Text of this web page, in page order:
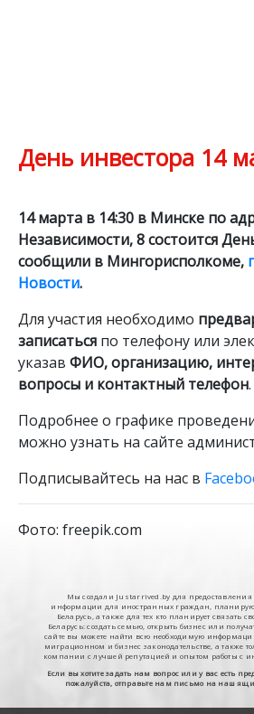
День инвестора 14
14 марта в 14:30 в Минске по
Независимости, 8 состоится
сообщили в Мингорисполкоме,
Новости.
Для участия необходимо
записаться по телефону или
указав ФИО, организацию,
вопросы и контактный телефон.
Подробнее о графике
можно узнать на сайте
Подписывайтесь на нас в
Фото: freepik.com
Мы создали Justarrived.by для
информации для иностранных граждан,
Беларусь, а также для тех кто планирует связать
Беларусь: создать семью, открыть бизнес или
сайте вы можете найти всю необходимую
миграционном и бизнес законодательстве, а также
компании с лучшей репутацией и опытом работы с
Если вы хотите задать нам вопрос или у вас есть
пожалуйста, отправьте нам письмо на наш